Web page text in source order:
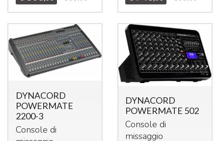
DYNACORD
POWERMATE
2200-3
Console di
DYNACORD
POWERMATE 502
Console di
missaggio